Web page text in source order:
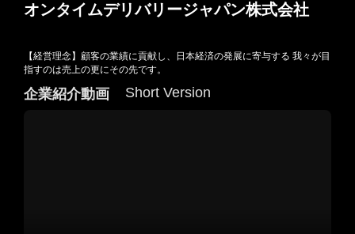
通知設定
メール通知
オンタイムデリバリージャパン株式会社
【経営理念】顧客の業績に貢献し、日本経済の発展に寄与する 我々が目
指すのは売上の更にその先です。
企業紹介動画 Short Version
にはプロフィール画像のアップロードが必要です